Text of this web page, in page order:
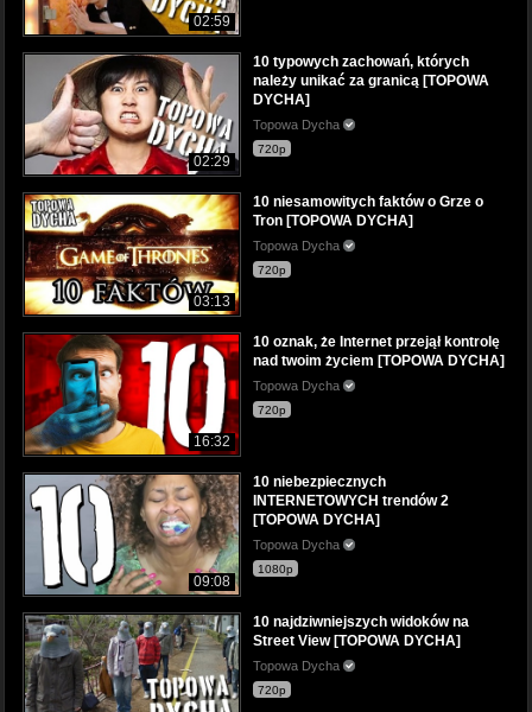
02:59
02:29
10 typowych zachowań, których
należy unikać za granicą [TOPOWA
DYCHA]
Topowa Dycha
720p
03:13
10 niesamowitych faktów o Grze o
Tron [TOPOWA DYCHA]
Topowa Dycha
720p
16:32
10 oznak, że Internet przejął kontrolę
nad twoim życiem [TOPOWA DYCHA]
Topowa Dycha
720p
09:08
10 niebezpiecznych
INTERNETOWYCH trendów 2
[TOPOWA DYCHA]
Topowa Dycha
1080p
10 najdziwniejszych widoków na
Street View [TOPOWA DYCHA]
Topowa Dycha
720p